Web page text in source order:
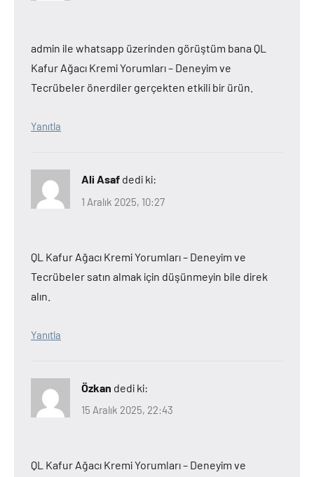
admin ile whatsapp üzerinden görüştüm bana QL
Kafur Ağacı Kremi Yorumları – Deneyim ve
Tecrübeler önerdiler gerçekten etkili bir ürün.
Yanıtla
Ali Asaf dedi ki:
1 Aralık 2025, 10:27
QL Kafur Ağacı Kremi Yorumları – Deneyim ve
Tecrübeler satın almak için düşünmeyin bile direk
alın.
Yanıtla
Özkan dedi ki:
15 Aralık 2025, 22:43
QL Kafur Ağacı Kremi Yorumları – Deneyim ve